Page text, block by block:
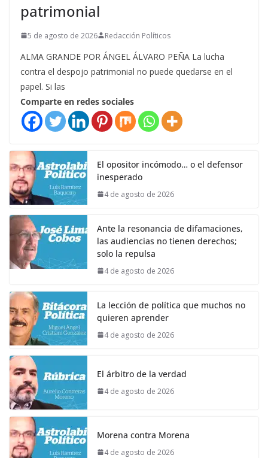
patrimonial
5 de agosto de 2026 Redacción Políticos
ALMA GRANDE POR ÁNGEL ÁLVARO PEÑA La lucha
contra el despojo patrimonial no puede quedarse en el
papel. Si las
Comparte en redes sociales
El opositor incómodo… o el defensor
inesperado
4 de agosto de 2026
Ante la resonancia de difamaciones,
las audiencias no tienen derechos;
solo la repulsa
4 de agosto de 2026
La lección de política que muchos no
quieren aprender
4 de agosto de 2026
El árbitro de la verdad
4 de agosto de 2026
Morena contra Morena
4 de agosto de 2026